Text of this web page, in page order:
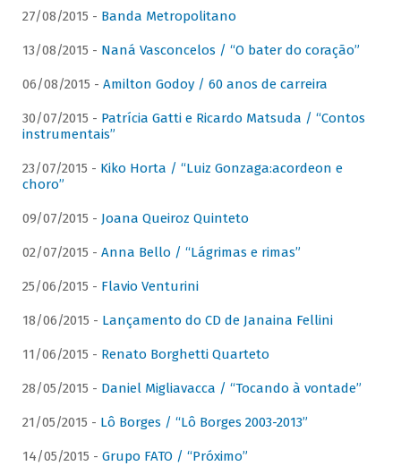
27/08/2015 - Banda Metropolitano
13/08/2015 - Naná Vasconcelos / “O bater do coração”
06/08/2015 - Amilton Godoy / 60 anos de carreira
30/07/2015 - Patrícia Gatti e Ricardo Matsuda / “Contos
instrumentais”
23/07/2015 - Kiko Horta / “Luiz Gonzaga:acordeon e
choro”
09/07/2015 - Joana Queiroz Quinteto
02/07/2015 - Anna Bello / “Lágrimas e rimas”
25/06/2015 - Flavio Venturini
18/06/2015 - Lançamento do CD de Janaina Fellini
11/06/2015 - Renato Borghetti Quarteto
28/05/2015 - Daniel Migliavacca / “Tocando à vontade”
21/05/2015 - Lô Borges / “Lô Borges 2003-2013”
14/05/2015 - Grupo FATO / “Próximo”